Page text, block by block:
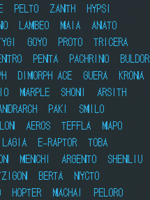
PELTO ZANTH
HYPSI
LAMBEO MAIA
ANATO
GOYO PROTO
TRICERA
PENTA PACHRINO
BULDOR
DIMORPH ACE GUERA
KRONA
MARPLE SHONI
ARSITH
PAKI
SMILO
AEROS TEFFLA
MAPO
LAGIA E-RAPTOR
TOBA
MENCHI ARGENTO
SHENLIU
BERTA
NYCTO
HOPTER MACHAI
PELORO